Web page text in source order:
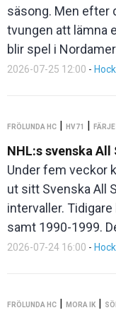
säsong. Men efter
tvungen att lämna
blir spel i
2026-07-25 12:00 -
FRÖLUNDA HC | HV71 |
NHL:s svenska
Under fem veckor
ut sitt Svenska All
intervaller.
samt 1990-1999.
2026-07-24 16:00 -
FRÖLUNDA HC | MORA IK |